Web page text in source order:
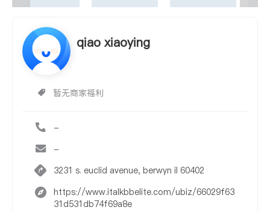
qiao xiaoying
暂无商家福利
-
-
3231 s. euclid avenue, berwyn il 60402
https://www.italkbbelite.com/ubiz/66029f63
31d531db74f69a8e